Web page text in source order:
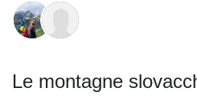
Le montagne